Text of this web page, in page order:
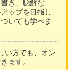
き、聴解な
ップを目指し
いても学べま
い方でも、オン
ます。